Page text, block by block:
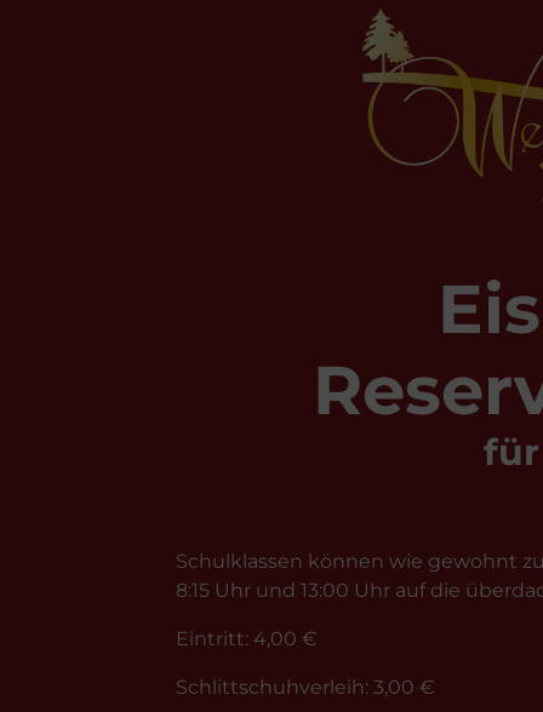
Schulklassen können wie gewohnt
8:15 Uhr und 13:00 Uhr auf die
Eintritt: 4,00 €
Schlittschuhverleih: 3,00 €